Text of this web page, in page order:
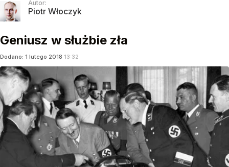
Autor:
Piotr Włoczyk
Geniusz w służbie zła
Dodano: 1 lutego 2018 13:32